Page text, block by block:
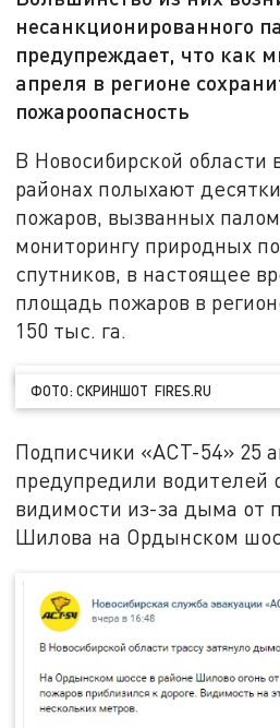
несанкционированного
предупреждает, что как
апреля в регионе
пожароопасность
В Новосибирской области
районах полыхают
пожаров, вызванных
мониторингу природных
спутников, в настоящее
площадь пожаров в
150 тыс. га.
ФОТО: СКРИНШОТ FIRES.RU
Подписчики «АСТ-54» 25
предупредили водителей
видимости из-за дыма от
Шилова на Ордынском